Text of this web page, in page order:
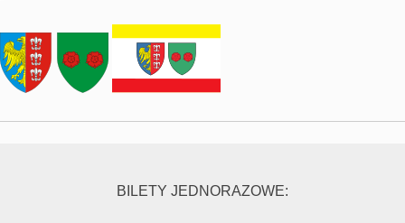
BILETY JEDNORAZOWE: